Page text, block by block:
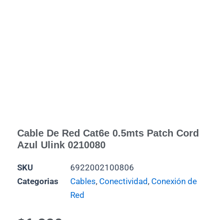
Cable De Red Cat6e 0.5mts Patch Cord
Azul Ulink 0210080
SKU
6922002100806
Categorias
Cables, Conectividad , Conexión de
Red